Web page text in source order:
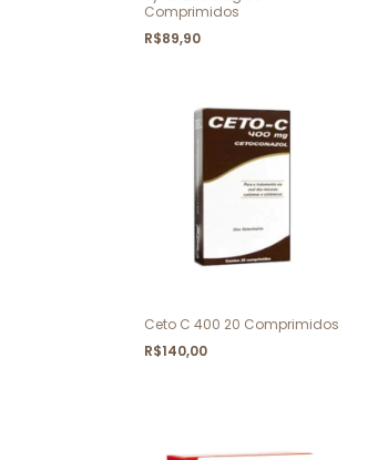
Comprimidos
R$89,90
Ceto C 400 20 Comprimidos
R$140,00